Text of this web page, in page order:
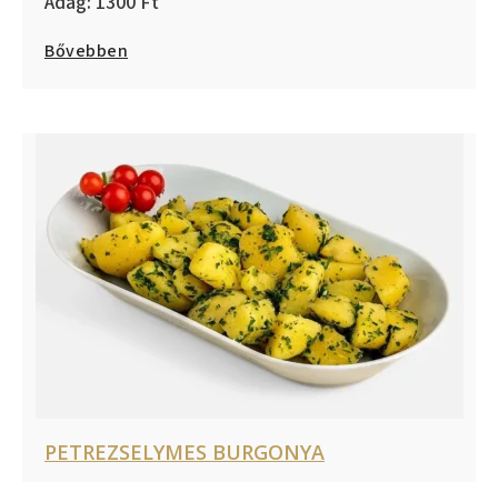
Bővebben
PETREZSELYMES BURGONYA